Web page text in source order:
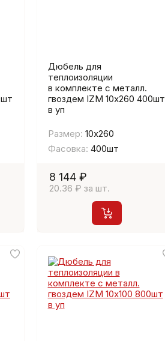
Дюбель для
теплоизоляции
в комплекте с металл.
гвоздем IZМ 10х260 400шт
в уп
Размер: 10х260
Фасовка: 400шт
8 144 ₽
20.36 ₽ за шт.